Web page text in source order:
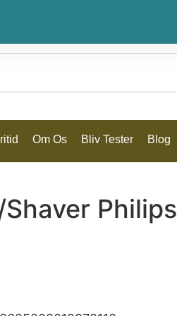
Om Os Bliv Tester Blog
Philips